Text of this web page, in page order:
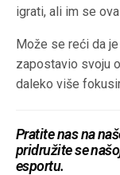
igrati, ali im se
Može se reći da
zapostavio svoju
daleko više
Pratite nas na
pridružite se
esportu.